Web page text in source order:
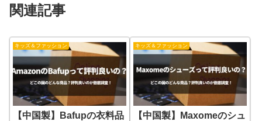
関連記事
キッズ＆ファッション
【中国製】Bafupの衣料品
キッズ＆ファッション
【中国製】Maxomeのシュ